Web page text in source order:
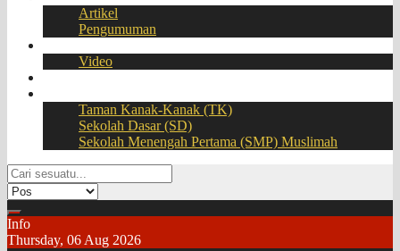
Artikel
Pengumuman
Video
Taman Kanak-Kanak (TK)
Sekolah Dasar (SD)
Sekolah Menengah Pertama (SMP) Muslimah
Info
Thursday, 06 Aug 2026